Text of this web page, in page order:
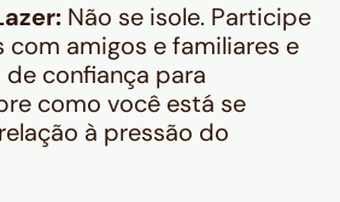
Não se isole. Participe
amigos e familiares e
de confiança para
como você está se
à pressão do